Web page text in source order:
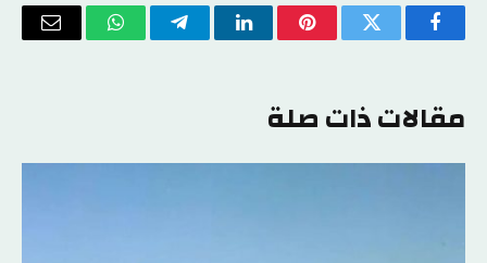
فيسبوكتويتر بينتيريستلينكدإن تيلقرام واتسابالبريد
مقالات ذات صلة